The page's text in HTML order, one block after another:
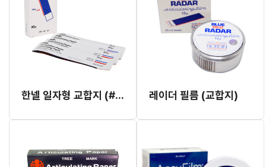
한넬 일자형 교합지 (#480-384) 레이더 필름 (교합지)